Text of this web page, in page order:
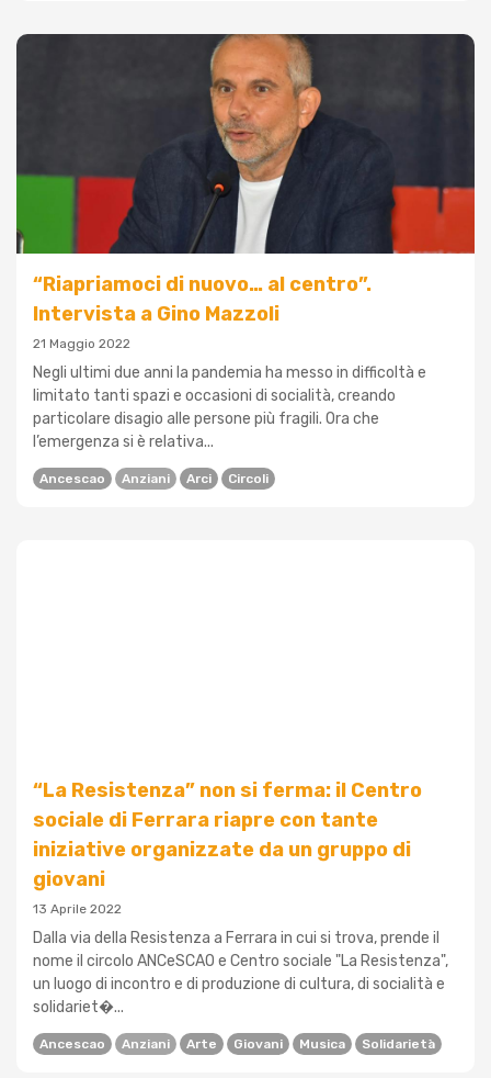
“Riapriamoci di nuovo… al centro”.
Intervista a Gino Mazzoli
21 Maggio 2022
Negli ultimi due anni la pandemia ha messo in difficoltà e
limitato tanti spazi e occasioni di socialità, creando
particolare disagio alle persone più fragili. Ora che
l’emergenza si è relativa...
Ancescao Anziani Arci Circoli
“La Resistenza” non si ferma: il Centro
sociale di Ferrara riapre con tante
iniziative organizzate da un gruppo di
giovani
13 Aprile 2022
Dalla via della Resistenza a Ferrara in cui si trova, prende il
nome il circolo ANCeSCAO e Centro sociale "La Resistenza",
un luogo di incontro e di produzione di cultura, di socialità e
solidariet�...
Ancescao Anziani Arte Giovani Musica Solidarietà